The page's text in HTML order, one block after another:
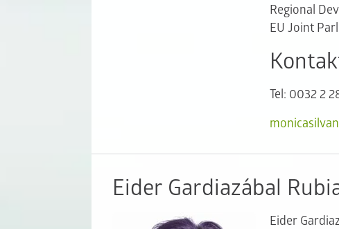
Regional
EU Joint
Tel: 0032 2
Eider Gardiazábal
Eider